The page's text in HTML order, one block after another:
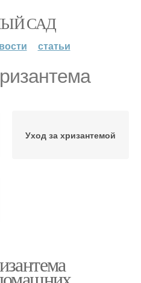
САД
статьи
Уход за хризантемой